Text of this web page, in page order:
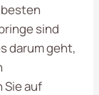
sind
darum geht,
Sie auf